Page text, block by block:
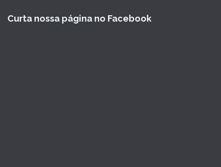
Curta nossa página no Facebook